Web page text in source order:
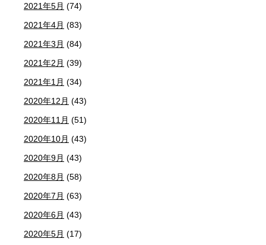
2021年5月 (74)
2021年4月 (83)
2021年3月 (84)
2021年2月 (39)
2021年1月 (34)
2020年12月 (43)
2020年11月 (51)
2020年10月 (43)
2020年9月 (43)
2020年8月 (58)
2020年7月 (63)
2020年6月 (43)
2020年5月 (17)